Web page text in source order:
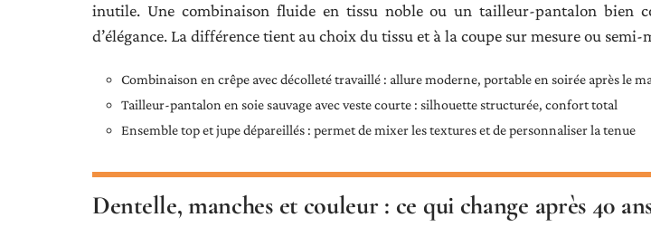
inutile. Une combinaison fluide en tissu noble ou un tailleur-pantalon bien
d’élégance. La différence tient au choix du tissu et à la coupe sur mesure ou semi-
Combinaison en crêpe avec décolleté travaillé : allure moderne, portable en soirée après le
Tailleur-pantalon en soie sauvage avec veste courte : silhouette structurée, confort total
Ensemble top et jupe dépareillés : permet de mixer les textures et de personnaliser la tenue
Dentelle, manches et couleur : ce qui change après 40